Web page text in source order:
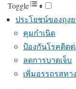
Toggle
ประโยชน์ของถุง
คุมกำเนิด
ป้องกันโรคติด
ลดการบาดเจ็บ
เพิ่มอรรถรสทา